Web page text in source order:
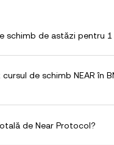
schimb de astăzi pentru 1
de schimb NEAR în
de Near Protocol?